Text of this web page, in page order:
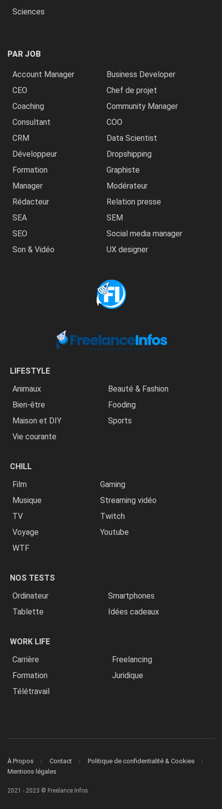
Sciences
PAR JOB
Account Manager
Business Developer
CEO
Chef de projet
Coaching
Community Manager
Consultant
COO
CRM
Data Scientist
Développeur
Dropshipping
Formation
Graphiste
Manager
Modérateur
Rédacteur
Relation presse
SEA
SEM
SEO
Social media manager
Son & Vidéo
UX designer
LIFESTYLE
Animaux
Beauté & Fashion
Bien-être
Fooding
Maison et DIY
Sports
Vie courante
CHILL
Film
Gaming
Musique
Streaming vidéo
TV
Twitch
Voyage
Youtube
WTF
NOS TESTS
Ordinateur
Smartphones
Tablette
Idées cadeaux
WORK LIFE
Carrière
Freelancing
Formation
Juridique
Télétravail
À Propos Contact
Politique de confidentialité & Cookies
Mentions légales
2021 - 2023 © Freelance Infos